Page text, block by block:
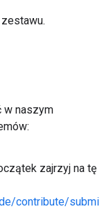
w naszym
zajrzyj na tę
contribute/submi